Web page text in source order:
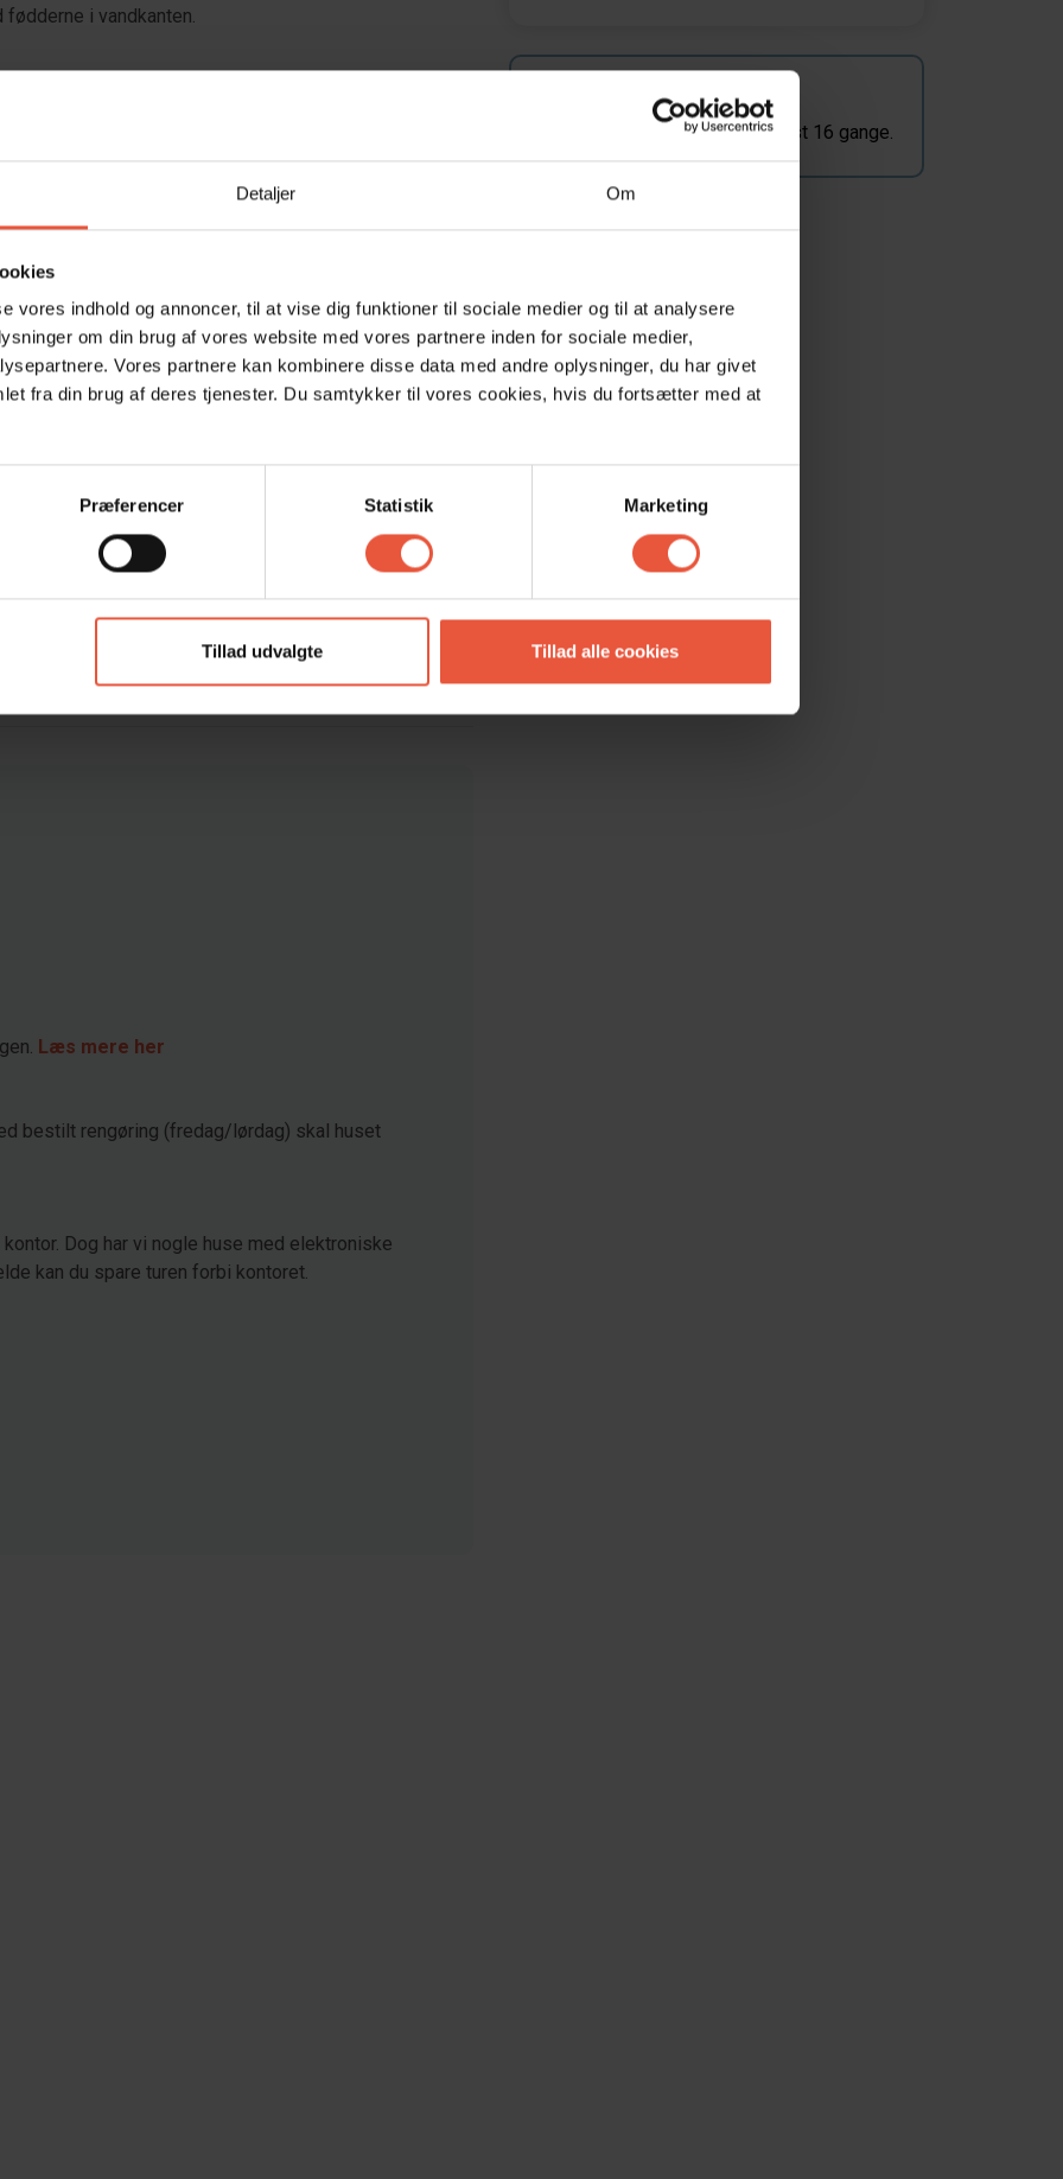
Detaljer Om
vores indhold og annoncer, til at vise dig funktioner til sociale medier og til at analysere
om din brug af vores website med vores partnere inden for sociale medier,
Vores partnere kan kombinere disse data med andre oplysninger, du har givet
fra din brug af deres tjenester. Du samtykker til vores cookies, hvis du fortsætter med at
Præferencer Statistik Marketing
Tillad udvalgte Tillad alle cookies
i vandkanten.
4,8
4,9
Ralf Riek
okt 2025
Der er intet tøjstativ, fordi det ene er i stykker.
Læs mere her
bestilt rengøring (fredag/lørdag) skal huset
Dog har vi nogle huse med elektroniske
kan du spare turen forbi kontoret.
Dette hus er for nyligt blevet vist 16 gange.